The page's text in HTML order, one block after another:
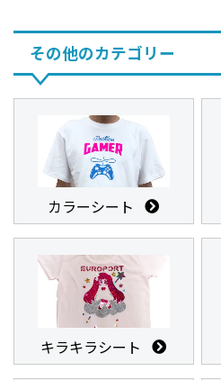
その他のカテゴリー
カラーシート
キラキラシート